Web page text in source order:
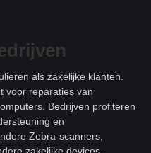
als zakelijke klanten.
voor reparaties van
Bedrijven profiteren
en
Zebra-scanners,